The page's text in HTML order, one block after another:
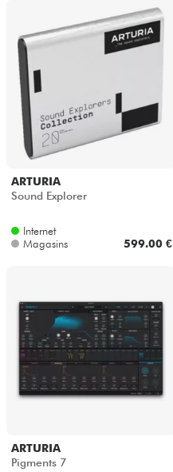
Home Studio
Micros & HF
Eclairage
Vents
Violons & Quatuor
Câbles & Access.
ARTURIA
Sound Explorer
Internet
Magasins
599.00 €
ARTURIA
Pigments 7